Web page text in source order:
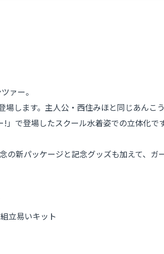
ァー。
します。主人公・西住みほと同じあん
で登場したスクール水着姿での立体化
新パッケージと記念グッズも加えて、ガ
立易いキット